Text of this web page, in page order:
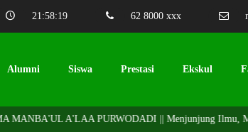
21:58:20 62 8000 xxx
Alumni Siswa Prestasi Ekskul
A'LAA PURWODADI || Menjunjung Ilmu,